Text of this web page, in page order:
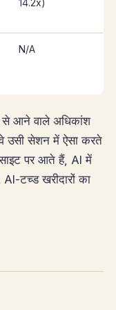
14.2x)
N/A
से आने वाले अधिकांश
वे उसी सेशन में ऐसा करते
पर आते हैं, AI में
टच्ड खरीदारों का